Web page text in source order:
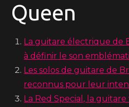
Queen
La guitare électrique de
à définir le son
Les solos de guitare de
reconnus pour leur
La Red Special, la